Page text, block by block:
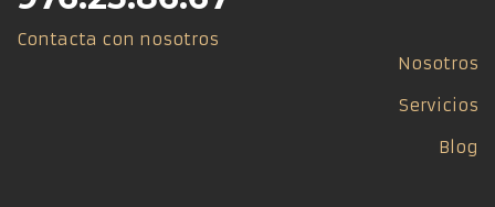
Contacta con nosotros
Nosotros
Servicios
Blog